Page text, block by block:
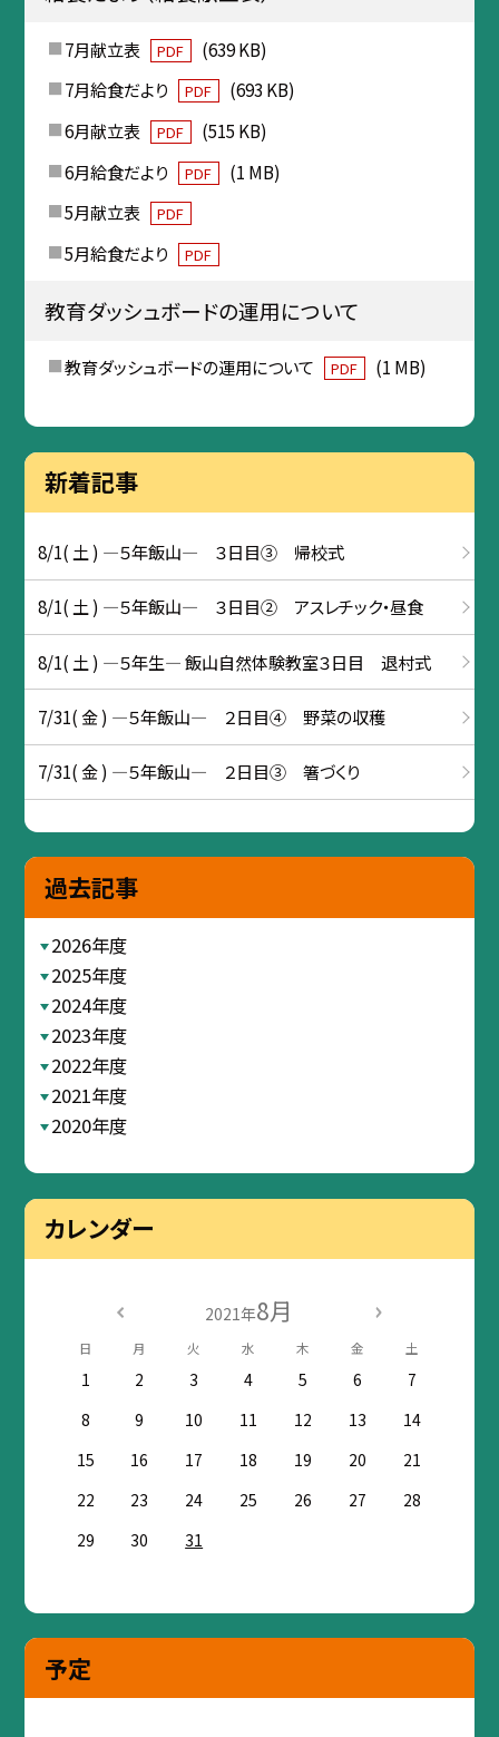
7月献立表 PDF
(639 KB)
7月給食だより
PDF
(693 KB)
6月献立表
PDF
(515 KB)
6月給食だより
PDF
(1 MB)
5月献立表
PDF
5月給食だより PDF
教育ダッシュボードの運用について
教育ダッシュボードの運用について PDF (1 MB)
新着記事
8/1( 土 ) ―５年飯山― ３日目③ 帰校式
8/1( 土 ) ―５年飯山― ３日目② アスレチック・昼食
8/1( 土 ) ―５年生― 飯山自然体験教室３日目 退村式
7/31( 金 ) ―５年飯山― ２日目④ 野菜の収穫
7/31( 金 ) ―５年飯山― ２日目③ 箸づくり
過去記事
2026年度
2025年度
2024年度
2023年度
2022年度
2021年度
2020年度
カレンダー
2021年8月
日 月 火 水 木 金 土
1 2 3 4 5 6
7
8
9 10 11 12 13
14
15
16 17 18 19 20
21
22
23 24 25 26 27
28
29
30 31
予定